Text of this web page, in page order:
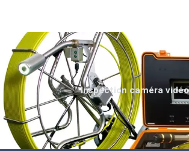
Inspection caméra vidéo